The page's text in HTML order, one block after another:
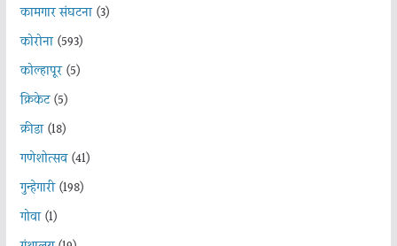
कामगार संघटना(3)
कोरोना(593)
कोल्हापूर(5)
क्रिकेट(5)
क्रीडा(18)
गणेशोत्सव(41)
गुन्हेगारी(198)
गोवा(1)